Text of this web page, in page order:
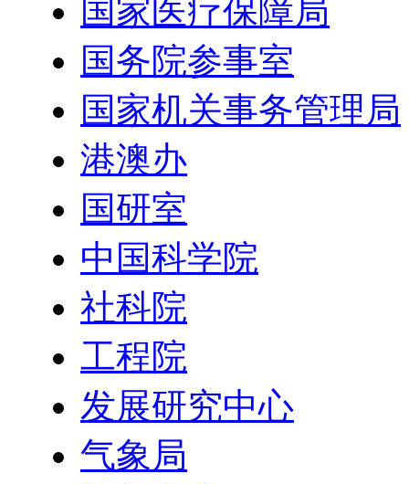
国家医疗保障局
国务院参事室
国家机关事务管理局
港澳办
国研室
中国科学院
社科院
工程院
发展研究中心
气象局